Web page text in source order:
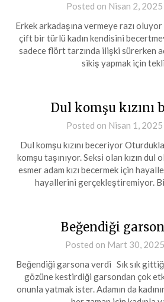
Posted on Nisan 2, 2025
Erkek arkadaşına vermeye razı
çift bir türlü kadın kendisini
sadece flört tarzında ilişki sürerken
sikiş yapmak için
Dul komşu kızını
Posted on Nisan 1, 2025
Dul komşu kızını beceriyor
komşu taşınıyor. Seksi olan kızın dul
esmer adam kızı becermek için
hayallerini gerçekleştiremiyor.
Beğendiği
Posted on Mart 30, 2025
Beğendiği garsona verdi Sık sık
gözüne kestirdiği garsondan çok
onunla yatmak ister. Adamın da